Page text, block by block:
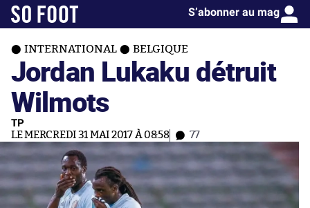
S’abonner au mag
INTERNATIONAL BELGIQUE
Jordan Lukaku détruit
Wilmots
TP
LE MERCREDI 31 MAI 2017 À 08:58 77